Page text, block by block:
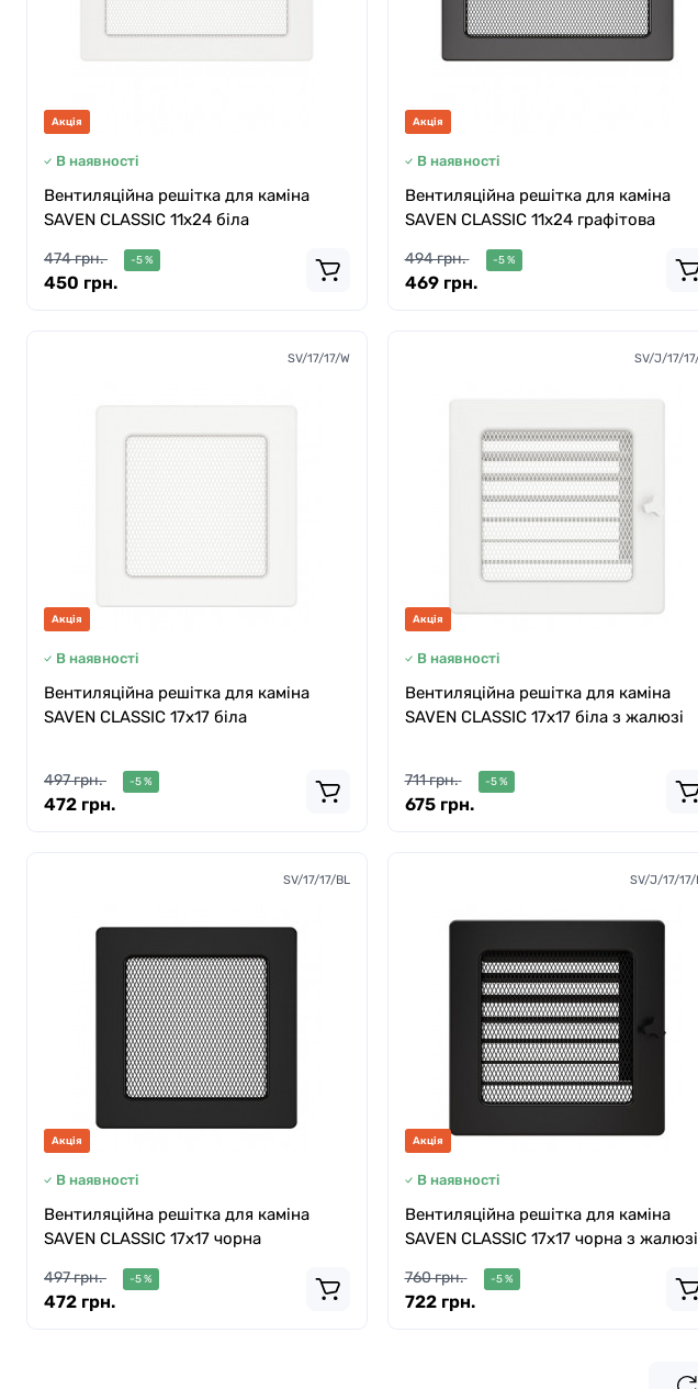
Акція
В наявності
Вентиляційна решітка для каміна
SAVEN CLASSIC 11х24 біла
474 грн. -5 %
450 грн.
Акція
В наявності
Вентиляційна решітка для каміна
SAVEN CLASSIC 11х24 графітова
494 грн. -5 %
469 грн.
SV/17/17/W
Акція
В наявності
Вентиляційна решітка для каміна
SAVEN CLASSIC 17х17 біла
497 грн. -5 %
472 грн.
SV/J/17/
Акція
В наявності
Вентиляційна решітка для каміна
SAVEN CLASSIC 17х17 біла з жалюзі
711 грн. -5 %
675 грн.
SV/17/17/BL
Акція
В наявності
Вентиляційна решітка для каміна
SAVEN CLASSIC 17х17 чорна
497 грн. -5 %
472 грн.
SV/J/17/17/
Акція
В наявності
Вентиляційна решітка для каміна
SAVEN CLASSIC 17х17 чорна з жалюзі
760 грн. -5 %
722 грн.